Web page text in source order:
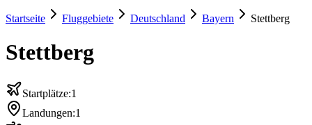
Startseite Fluggebiete Deutschland Bayern Stettberg
Stettberg
Startplätze:1
Landungen:1